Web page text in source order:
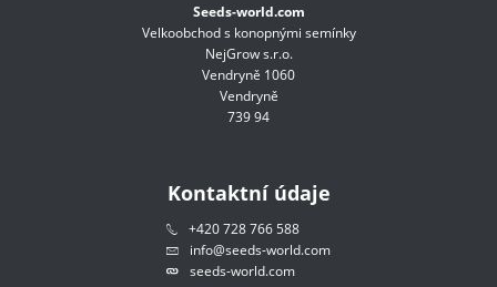
Seeds-world.com
Velkoobchod s konopnými semínky
NejGrow s.r.o.
Vendryně 1060
Vendryně
739 94
Kontaktní údaje
+420 728 766 588
info@seeds-world.com
seeds-world.com